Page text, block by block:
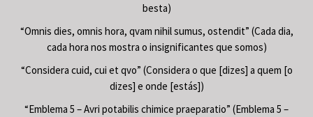
besta)
“Omnis dies, omnis hora, qvam nihil sumus, ostendit” (Cada dia,
cada hora nos mostra o insignificantes que somos)
“Considera cuid, cui et qvo” (Considera o que [dizes] a quem [o
dizes] e onde [estás])
“Emblema 5 – Avri potabilis chimice praeparatio” (Emblema 5 –